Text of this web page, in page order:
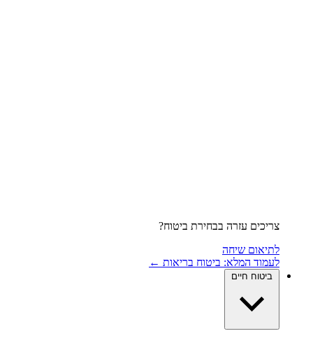
צריכים עזרה בבחירת ביטוח?
לתיאום שיחה
לעמוד המלא: ביטוח בריאות ←
ביטוח חיים